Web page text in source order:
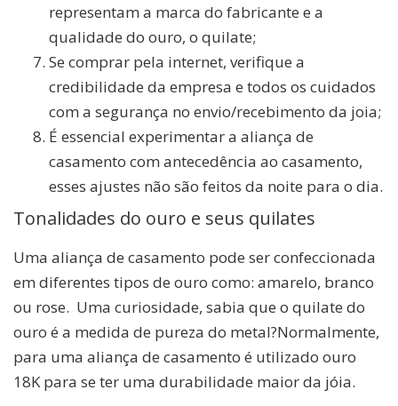
representam a marca do fabricante e a
qualidade do ouro, o quilate;
Se comprar pela internet, verifique a
credibilidade da empresa e todos os cuidados
com a segurança no envio/recebimento da joia;
É essencial experimentar a aliança de
casamento com antecedência ao casamento,
esses ajustes não são feitos da noite para o dia.
Tonalidades do ouro e seus quilates
Uma aliança de casamento pode ser confeccionada
em diferentes tipos de ouro como: amarelo, branco
ou rose. Uma curiosidade, sabia que o quilate do
ouro é a medida de pureza do metal?Normalmente,
para uma aliança de casamento é utilizado ouro
18K para se ter uma durabilidade maior da jóia.